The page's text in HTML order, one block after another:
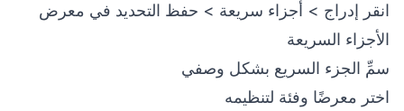
انقر إدراج > أجزاء سريعة > حفظ التحديد في معرض
الأجزاء السريعة
سمِّ الجزء السريع بشكل وصفي
اختر معرضًا وفئة لتنظيمه